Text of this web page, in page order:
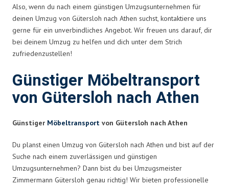
Also, wenn du nach einem günstigen Umzugsunternehmen für
deinen Umzug von Gütersloh nach Athen suchst, kontaktiere uns
gerne für ein unverbindliches Angebot. Wir freuen uns darauf, dir
bei deinem Umzug zu helfen und dich unter dem Strich
zufriedenzustellen!
Günstiger Möbeltransport
von Gütersloh nach Athen
Günstiger Möbeltransport von Gütersloh nach Athen
Du planst einen Umzug von Gütersloh nach Athen und bist auf der
Suche nach einem zuverlässigen und günstigen
Umzugsunternehmen? Dann bist du bei Umzugsmeister
Zimmermann Gütersloh genau richtig! Wir bieten professionelle